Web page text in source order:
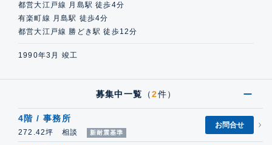
都営大江戸線 月島駅 徒歩4分
有楽町線 月島駅 徒歩4分
都営大江戸線 勝どき駅 徒歩12分
1990年3月 竣工
募集中一覧 （2件）
4階 / 事務所
272.42坪 相談 新耐震基準
お問合せ